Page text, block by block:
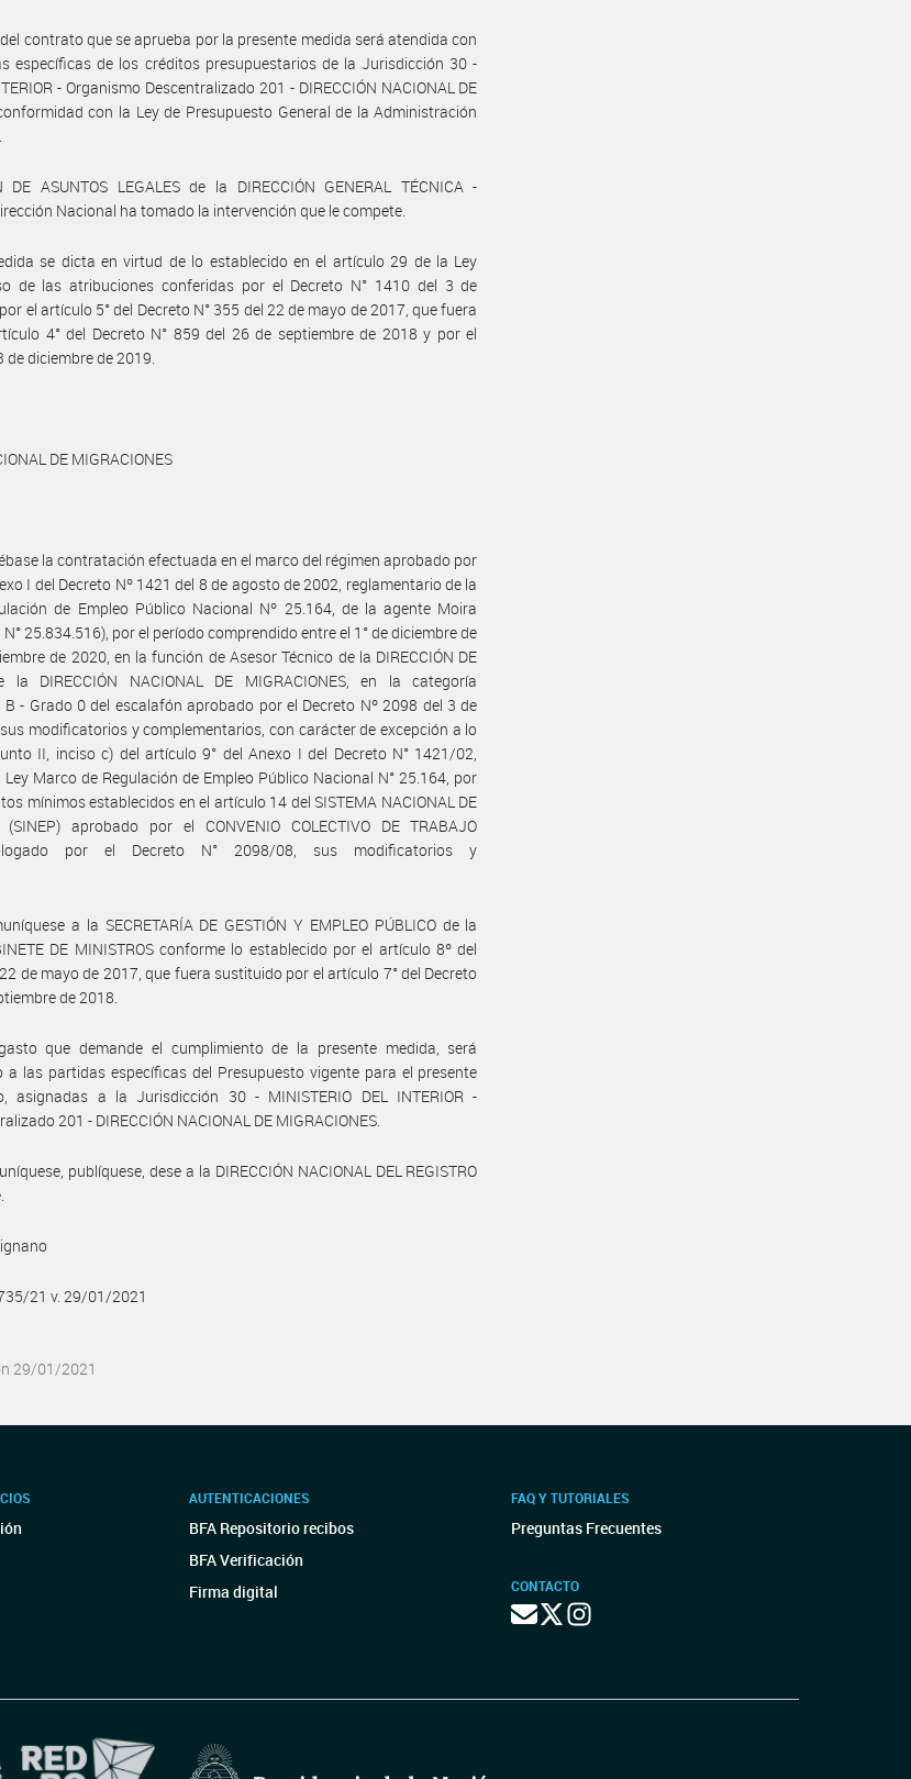
contrato que se aprueba por la presente medida será atendida con
específicas de los créditos presupuestarios de la Jurisdicción 30 -
- Organismo Descentralizado 201 - DIRECCIÓN NACIONAL DE
con la Ley de Presupuesto General de la Administración
DE ASUNTOS LEGALES de la DIRECCIÓN GENERAL TÉCNICA -
Nacional ha tomado la intervención que le compete.
se dicta en virtud de lo establecido en el artículo 29 de la Ley
de las atribuciones conferidas por el Decreto N° 1410 del 3 de
el artículo 5° del Decreto N° 355 del 22 de mayo de 2017, que fuera
4° del Decreto N° 859 del 26 de septiembre de 2018 y por el
de diciembre de 2019.
DE MIGRACIONES
la contratación efectuada en el marco del régimen aprobado por
I del Decreto Nº 1421 del 8 de agosto de 2002, reglamentario de la
de Empleo Público Nacional Nº 25.164, de la agente Moira
25.834.516), por el período comprendido entre el 1° de diciembre de
de 2020, en la función de Asesor Técnico de la DIRECCIÓN DE
la DIRECCIÓN NACIONAL DE MIGRACIONES, en la categoría
- Grado 0 del escalafón aprobado por el Decreto Nº 2098 del 3 de
modificatorios y complementarios, con carácter de excepción a lo
II, inciso c) del artículo 9° del Anexo I del Decreto N° 1421/02,
Marco de Regulación de Empleo Público Nacional N° 25.164, por
mínimos establecidos en el artículo 14 del SISTEMA NACIONAL DE
(SINEP) aprobado por el CONVENIO COLECTIVO DE TRABAJO
por el Decreto N° 2098/08, sus modificatorios y
a la SECRETARÍA DE GESTIÓN Y EMPLEO PÚBLICO de la
DE MINISTROS conforme lo establecido por el artículo 8º del
de mayo de 2017, que fuera sustituido por el artículo 7° del Decreto
de 2018.
que demande el cumplimiento de la presente medida, será
a las partidas específicas del Presupuesto vigente para el presente
asignadas a la Jurisdicción 30 - MINISTERIO DEL INTERIOR -
201 - DIRECCIÓN NACIONAL DE MIGRACIONES.
publíquese, dese a la DIRECCIÓN NACIONAL DEL REGISTRO
21 v. 29/01/2021
29/01/2021
AUTENTICACIONES
BFA Repositorio recibos
BFA Verificación
Firma digital
FAQ Y TUTORIALES
Preguntas Frecuentes
CONTACTO